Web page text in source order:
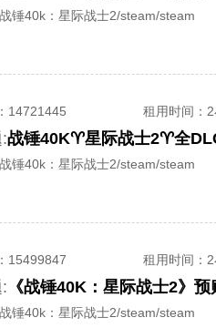
战锤40k：星际战士2/steam/steam
14721445 租用时间 ：
:战锤40K♈️星际战士2♈️全
战锤40k：星际战士2/steam/steam
15499847 租用时间 ：
《战锤40K：星际战士2》
战锤40k：星际战士2/steam/steam